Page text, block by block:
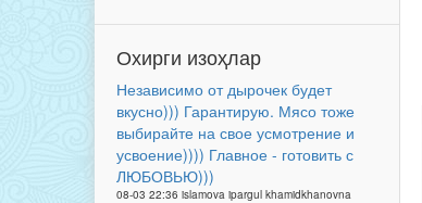
Охирги изоҳлар
Независимо от дырочек будет
вкусно))) Гарантирую. Мясо тоже
выбирайте на свое усмотрение и
усвоение)))) Главное - готовить с
ЛЮБОВЬЮ)))
08-03 22:36 islamova ipargul khamidkhanovna